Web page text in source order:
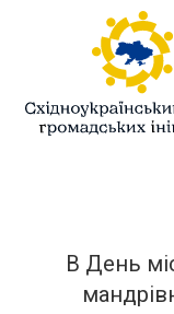
В День